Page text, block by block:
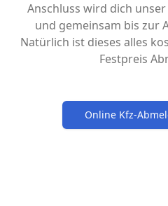
Anschluss wird dich
und gemeinsam bis zur
Natürlich ist dieses alles
Festpreis
Online Kfz-